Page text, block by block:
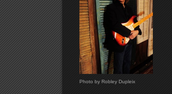
Photo by Robley Dupleix